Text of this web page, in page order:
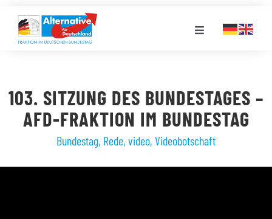
Inhalt
springen
Toggle
LANDESGRUPPEN
VERANSTALTUNGEN
103. SITZUNG DES BUNDESTAGES –
AFD-FRAKTION IM BUNDESTAG
Bundestag, Rede, video, Videobotschaft